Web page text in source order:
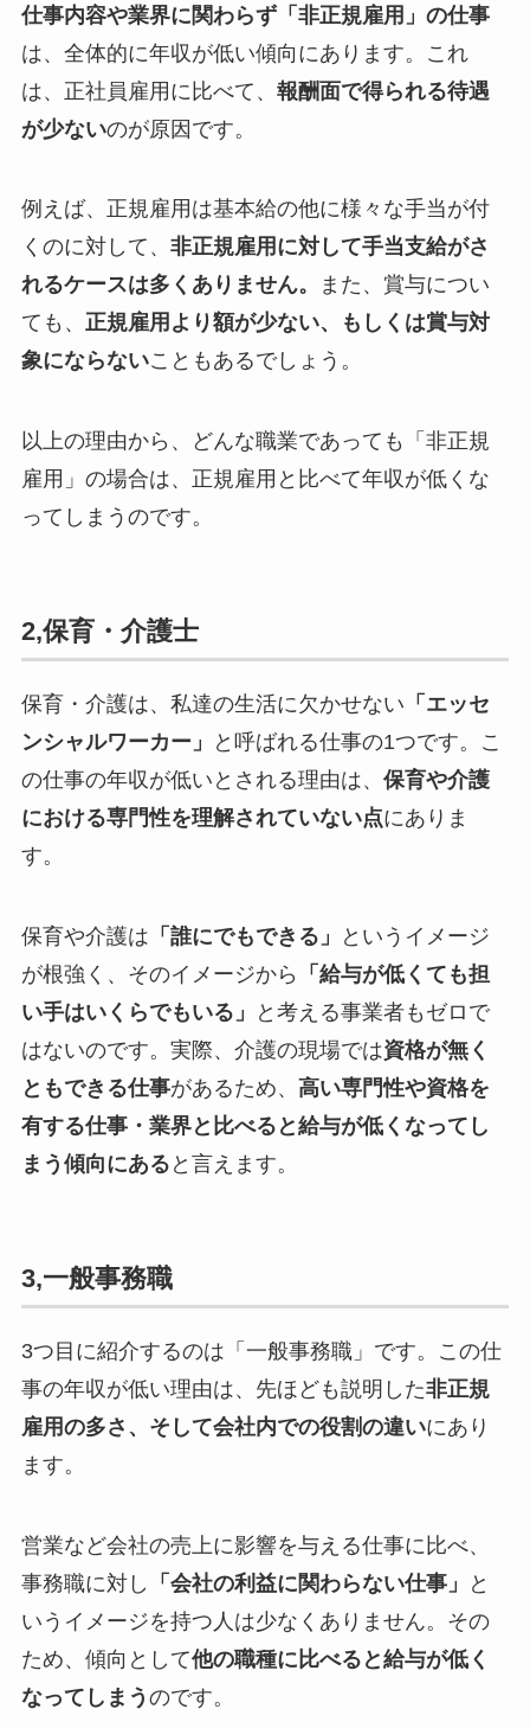
仕事内容や業界に関わらず「非正規雇用」の仕事
は、全体的に年収が低い傾向にあります。これ
は、正社員雇用に比べて、 報酬面で得られる待遇
が少ないのが原因です。
例えば、正規雇用は基本給の他に様々な手当が付
くのに対して、 非正規雇用に対して手当支給がさ
れるケースは多くありません。
また、賞与につい
ても、 正規雇用より額が少ない、もしくは賞与対
象にならないこともあるでしょう。
以上の理由から、どんな職業であっても「非正規
雇用」の場合は、正規雇用と比べて年収が低くな
ってしまうのです。
2,保育・介護士
保育・介護は、私達の生活に欠かせない 「エッセ
ンシャルワーカー」
と呼ばれる仕事の1つです。こ
の仕事の年収が低いとされる理由は、 保育や介護
における専門性を理解されていない点にありま
す。
保育や介護は 「誰にでもできる」
というイメージ
が根強く、そのイメージから
「給与が低くても担
い手はいくらでもいる」
と考える事業者もゼロで
はないのです。実際、介護の現場では資格が無く
ともできる仕事があるため、 高い専門性や資格を
有する仕事・業界と比べると給与が低くなってし
まう傾向にある と言えます。
3,一般事務職
3つ目に紹介するのは「一般事務職」です。この仕
事の年収が低い理由は、先ほども説明した非正規
雇用の多さ、そして会社内での役割の違いにあり
ます。
営業など会社の売上に影響を与える仕事に比べ、
事務職に対し
「会社の利益に関わらない仕事」
と
いうイメージを持つ人は少なくありません。その
ため、傾向として他の職種に比べると給与が低く
なってしまう のです。